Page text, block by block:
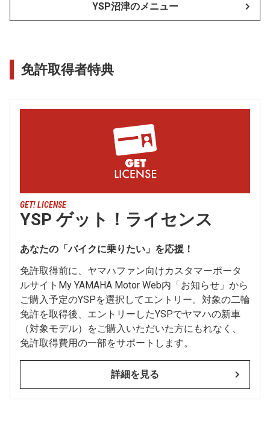
YSP沼津のメニュー
免許取得者特典
GET! LICENSE
YSP ゲット！ライセンス
あなたの「バイクに乗りたい」を応援！
免許取得前に、ヤマハファン向けカスタマーポータ
ルサイトMy YAMAHA Motor Web内「お知らせ」から
ご購入予定のYSPを選択してエントリー。対象の二輪
免許を取得後、エントリーしたYSPでヤマハの新車
（対象モデル）をご購入いただいた方にもれなく、
免許取得費用の一部をサポートします。
詳細を見る